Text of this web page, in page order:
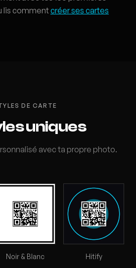
lis commentcréer ses cartes
DE CARTE
uniques
avec ta propre photo.
Noir & Blanc Hitify